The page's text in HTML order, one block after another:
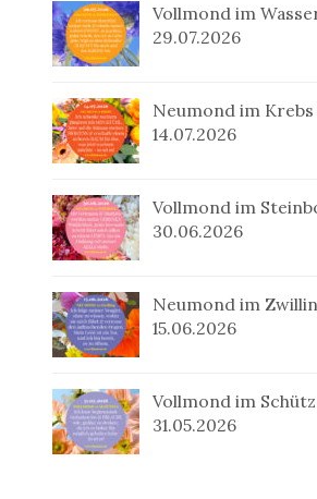
Vollmond im
29.07.2026
Neumond im Krebs
14.07.2026
Vollmond im
30.06.2026
Neumond im
15.06.2026
Vollmond im
31.05.2026